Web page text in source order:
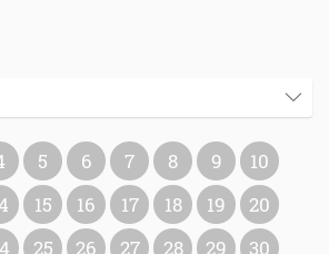
5 6 7 8 9
10
15 16 17 18 19
20
25 26 27 28 29
30